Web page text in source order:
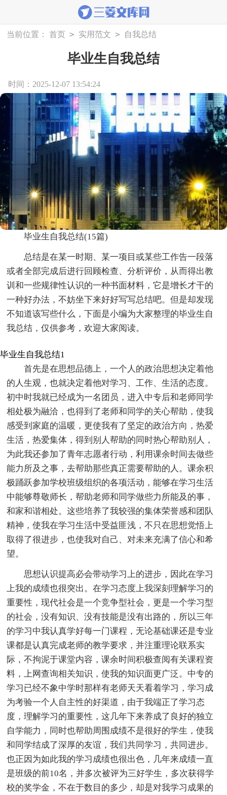
当前位置： 首页 > 实用范文 > 自我总结
毕业生自我总结
时间：2025-12-07 13:54:24
毕业生自我总结(15篇)
总结是在某一时期、某一项目或某些工作告一段落
或者全部完成后进行回顾检查、分析评价，从而得出教
训和一些规律性认识的一种书面材料，它是增长才干的
一种好办法，不妨坐下来好好写写总结吧。但是却发现
不知道该写些什么，下面是小编为大家整理的毕业生自
我总结，仅供参考，欢迎大家阅读。
毕业生自我总结1
首先是在思想品德上，一个人的政治思想决定着他
的人生观，也就决定着他对学习、工作、生活的态度。
初中时我就已经成为一名团员，进入中专后和老师同学
相处极为融洽，也得到了老师和同学的关心帮助，使我
感受到家庭的温暖，更使我有了坚定的政治方向，热爱
生活，热爱集体，得到别人帮助的同时热心帮助别人，
为此我还参加了青年志愿者行动，利用课余时间去做些
能力所及之事，去帮助那些真正需要帮助的人。课余积
极踊跃参加学校班级组织的各项活动，能够在学习生活
中能够尊敬师长，帮助老师和同学做些力所能及的事，
和家和谐相处。这些培养了我较强的集体荣誉感和团队
精神，使我在学习生活中受益匪浅，不只在思想觉悟上
取得了很进步，也使我对自己、对未来充满了信心和希
望。
思想认识提高必会带动学习上的进步，因此在学习
上我的成绩也很突出。在学习态度上我深刻理解学习的
重要性，现代社会是一个竞争型社会，更是一个学习型
的社会，没有知识、没有技能是没有出路的，所以三年
的学习中我认真学好每一门课程，无论基础课还是专业
课都是认真完成老师的教学要求，并注重理论联系实
际，不拘泥于课堂内容，课余时间积极查阅有关课程资
料，上网查询相关知识，使我的知识面更广泛。中专的
学习已经不象中学时那样有老师天天看着学习，学习成
为考验一个人自主性的好渠道，由于我端正了学习态
度，理解学习的重要性，这几年下来养成了良好的独立
自学能力，同时也帮助周围成绩不是很好的学生，使我
和同学结成了深厚的友谊，我们共同学习，共同进步。
也正因为如此我的学习成绩也很出色，几年来成绩一直
是班级的前10名，并多次被评为三好学生，多次获得学
校的奖学金，不在于数目的多少，却是对我学习成果的